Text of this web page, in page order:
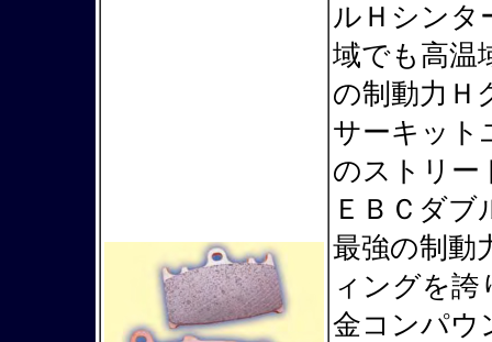
ルＨシンタ
域でも高温
の制動力Ｈ
サーキット
のストリー
ＥＢＣダ
最強の制動
ィングを
金コンパウ